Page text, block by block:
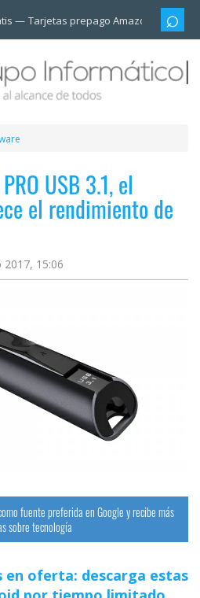
Tarjetas prepago Amazon
USB 3.1, el
el rendimiento de
2017, 15:06
fuente preferida en Google y recibe más
sobre tecnología
en oferta: descarga estas